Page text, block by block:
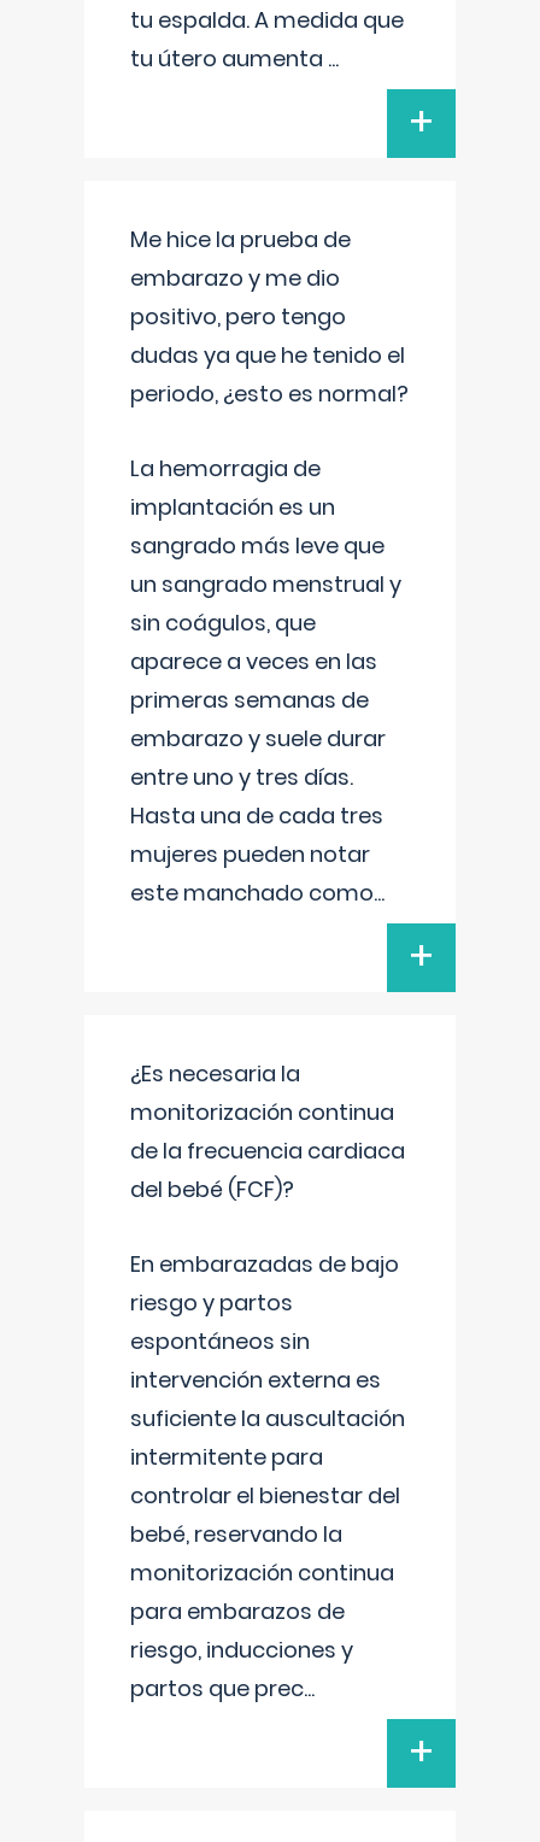
tu espalda. A medida que
tu útero aumenta ...
+
Me hice la prueba de
embarazo y me dio
positivo, pero tengo
dudas ya que he tenido el
periodo, ¿esto es normal?
La hemorragia de
implantación es un
sangrado más leve que
un sangrado menstrual y
sin coágulos, que
aparece a veces en las
primeras semanas de
embarazo y suele durar
entre uno y tres días.
Hasta una de cada tres
mujeres pueden notar
este manchado como...
+
¿Es necesaria la
monitorización continua
de la frecuencia cardiaca
del bebé (FCF)?
En embarazadas de bajo
riesgo y partos
espontáneos sin
intervención externa es
suficiente la auscultación
intermitente para
controlar el bienestar del
bebé, reservando la
monitorización continua
para embarazos de
riesgo, inducciones y
partos que prec...
+